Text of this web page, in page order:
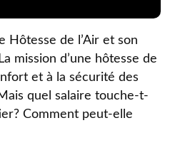
Hôtesse de l’Air et son
mission d’une hôtesse de
et à la sécurité des
quel salaire touche-t-
Comment peut-elle